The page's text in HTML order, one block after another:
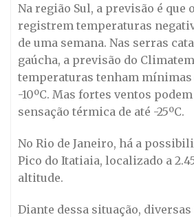
Na região Sul, a previsão é que
registrem temperaturas
de uma semana. Nas serras
gaúcha, a previsão do
temperaturas tenham mínimas
-10ºC. Mas fortes ventos
sensação térmica de até -25ºC.
No Rio de Janeiro, há a
Pico do Itatiaia, localizado a
altitude.
Diante dessa situação, diversas